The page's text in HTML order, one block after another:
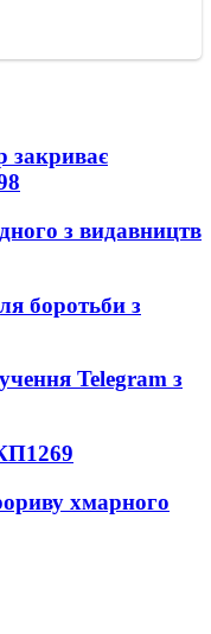
закриває
з видавництв
боротьби з
Telegram з
1269
хмарного